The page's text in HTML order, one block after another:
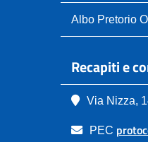
Albo Pretorio
Recapiti e
Via Nizza,
PEC